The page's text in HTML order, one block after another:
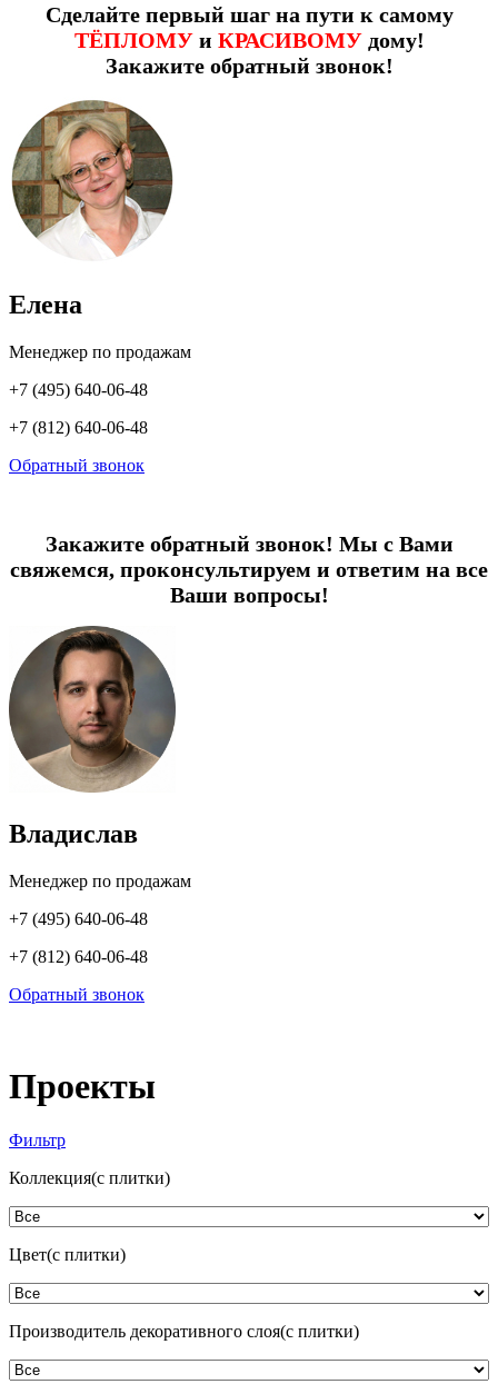
Сделайте первый шаг на пути к самому
ТЁПЛОМУи КРАСИВОМУдому!
Закажите обратный звонок!
Елена
Менеджер по продажам
+7 (495) 640-06-48
+7 (812) 640-06-48
Обратный звонок
Закажите обратный звонок! Мы с Вами
свяжемся, проконсультируем и ответим на все
Ваши вопросы!
Владислав
Менеджер по продажам
+7 (495) 640-06-48
+7 (812) 640-06-48
Обратный звонок
Проекты
Фильтр
Коллекция(с плитки)
Цвет(с плитки)
Производитель декоративного слоя(с плитки)